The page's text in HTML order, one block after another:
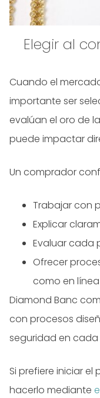
Elegir al
Cuando el
importante ser
evalúan el oro de
puede impactar
Un comprador
Trabajar con
Explicar
Evaluar cada
Ofrecer
como en línea
Diamond Banc
con procesos
seguridad en
Si prefiere iniciar
hacerlo mediante